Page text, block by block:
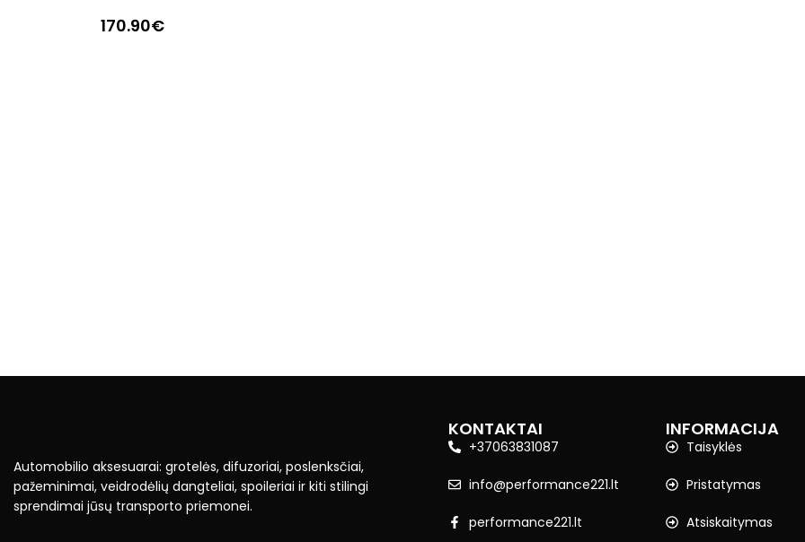
170.90€
Automobilio aksesuarai: grotelės, difuzoriai, poslenksčiai,
pažeminimai, veidrodėlių dangteliai, spoileriai ir kiti stilingi
sprendimai jūsų transporto priemonei.
KONTAKTAI
+37063831087
info@performance221.lt
performance221.lt
INFORMACIJA
Taisyklės
Pristatymas
Atsiskaitymas